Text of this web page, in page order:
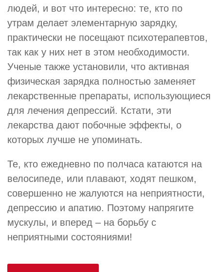
людей, и вот что интересно: те, кто по
утрам делает элементарную зарядку,
практически не посещают психотерапевтов,
так как у них нет в этом необходимости.
Ученые также установили, что активная
физическая зарядка полностью заменяет
лекарственные препараты, использующиеся
для лечения депрессий. Кстати, эти
лекарства дают побочные эффекты, о
которых лучше не упоминать.
Те, кто ежедневно по полчаса катаются на
велосипеде, или плавают, ходят пешком,
совершенно не жалуются на неприятности,
депрессию и апатию. Поэтому напрягите
мускулы, и вперед – на борьбу с
неприятными состояниями!